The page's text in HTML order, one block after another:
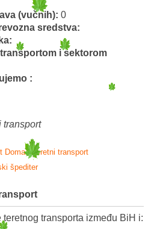
(vučnih):0
sredstva:
i sektorom
:
transport
Domaći teretni transport
špediter
transporta između BiH i: